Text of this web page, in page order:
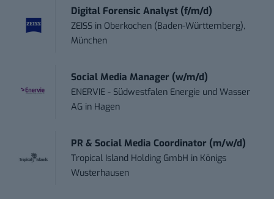
Digital Forensic Analyst (f/m/d)
ZEISS in Oberkochen (Baden-Württemberg),
München
Social Media Manager (w/m/d)
ENERVIE - Südwestfalen Energie und Wasser
AG in Hagen
PR & Social Media Coordinator (m/w/d)
Tropical Island Holding GmbH in Königs
Wusterhausen